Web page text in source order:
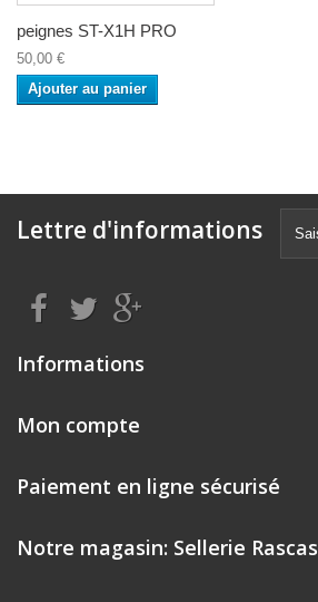
peignes ST-X1H PRO
50,00 €
Ajouter au panier
Lettre d'informations
Informations
Mon compte
Paiement en ligne sécurisé
Notre magasin: Sellerie Rascas